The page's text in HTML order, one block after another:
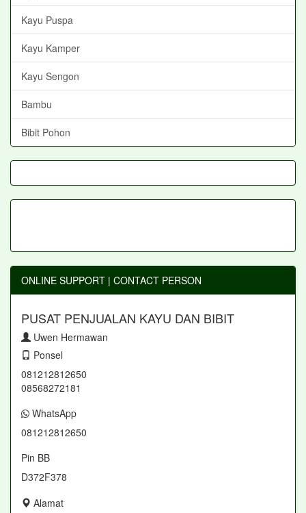
Kayu Puspa
Kayu Kamper
Kayu Sengon
Bambu
Bibit Pohon
ONLINE SUPPORT | CONTACT PERSON
PUSAT PENJUALAN KAYU DAN BIBIT
Uwen Hermawan
Ponsel
081212812650
08568272181
WhatsApp
081212812650
Pin BB
D372F378
Alamat